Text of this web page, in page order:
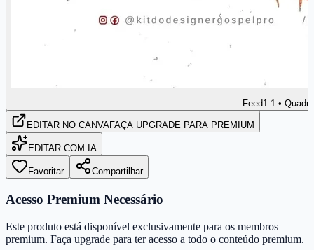
Feed1:1 •
EDITAR NO CANVAFAÇA UPGRADE PARA PREMIUM
EDITAR COM IA
Favoritar Compartilhar
Acesso Premium Necessário
Este produto está disponível exclusivamente para os membros
premium. Faça upgrade para ter acesso a todo o conteúdo premium.